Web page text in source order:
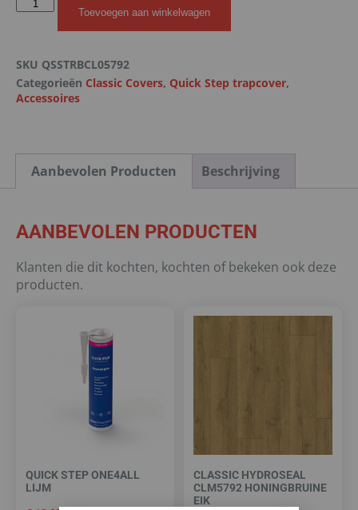
Toevoegen aan winkelwagen
SKU QSSTRBCL05792
Categorieën Classic Covers, Quick Step trapcover,
Accessoires
Aanbevolen Producten Beschrijving
AANBEVOLEN PRODUCTEN
Klanten die dit kochten, kochten of bekeken ook deze
producten.
QUICK STEP ONE4ALL
LIJM
CLASSIC HYDROSEAL
CLM5792 HONINGBRUINE
EIK